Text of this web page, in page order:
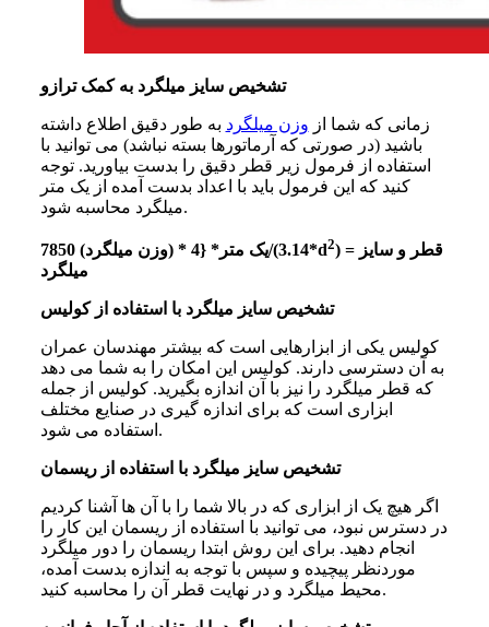
تشخیص سایز میلگرد به کمک ترازو
زمانی که شما از وزن میلگرد به طور دقیق اطلاع داشته
باشید (در صورتی که آرماتورها بسته نباشد) می توانید با
استفاده از فرمول زیر قطر دقیق را بدست بیاورید. توجه
کنید که این فرمول باید با اعداد بدست آمده از یک متر
میلگرد محاسبه شود.
7850 (وزن میلگرد) * یک متر* {4/(3.14*d2) = قطر و سایز
میلگرد
تشخیص سایز میلگرد با استفاده از کولیس
کولیس یکی از ابزارهایی است که بیشتر مهندسان عمران
به آن دسترسی دارند. کولیس این امکان را به شما می دهد
که قطر میلگرد را نیز با آن اندازه بگیرید. کولیس از جمله
ابزاری است که برای اندازه گیری در صنایع مختلف
استفاده می شود.
تشخیص سایز میلگرد با استفاده از ریسمان
اگر هیچ یک از ابزاری که در بالا شما را با آن ها آشنا کردیم
در دسترس نبود، می توانید با استفاده از ریسمان این کار را
انجام دهید. برای این روش ابتدا ریسمان را دور میلگرد
موردنظر پیچیده و سپس با توجه به اندازه بدست آمده،
محیط میلگرد و در نهایت قطر آن را محاسبه کنید.